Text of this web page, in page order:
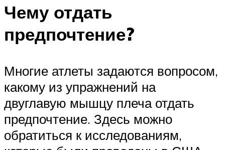
Чему отдать
предпочтение?
Многие атлеты задаются вопросом,
какому из упражнений на
двуглавую мышцу плеча отдать
предпочтение. Здесь можно
обратиться к исследованиям,